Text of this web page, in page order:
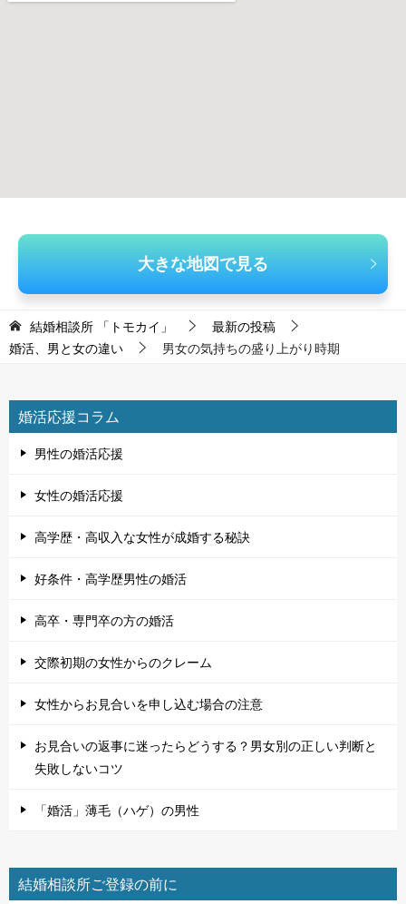
大きな地図で見る
結婚相談所 「トモカイ」
最新の投稿
婚活、男と女の違い
男女の気持ちの盛り上がり時期
婚活応援コラム
男性の婚活応援
女性の婚活応援
高学歴・高収入な女性が成婚する秘訣
好条件・高学歴男性の婚活
高卒・専門卒の方の婚活
交際初期の女性からのクレーム
女性からお見合いを申し込む場合の注意
お見合いの返事に迷ったらどうする？男女別の正しい判断と
失敗しないコツ
「婚活」薄毛（ハゲ）の男性
結婚相談所ご登録の前に